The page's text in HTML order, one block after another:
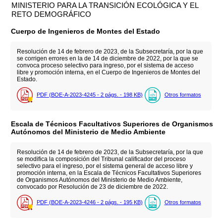
MINISTERIO PARA LA TRANSICIÓN ECOLÓGICA Y EL
RETO DEMOGRÁFICO
Cuerpo de Ingenieros de Montes del Estado
Resolución de 14 de febrero de 2023, de la Subsecretaría, por la que
se corrigen errores en la de 14 de diciembre de 2022, por la que se
convoca proceso selectivo para ingreso, por el sistema de acceso
libre y promoción interna, en el Cuerpo de Ingenieros de Montes del
Estado.
PDF (BOE-A-2023-4245 - 2 págs. - 198 KB) Otros formatos
Escala de Técnicos Facultativos Superiores de Organismos
Autónomos del Ministerio de Medio Ambiente
Resolución de 14 de febrero de 2023, de la Subsecretaría, por la que
se modifica la composición del Tribunal calificador del proceso
selectivo para el ingreso, por el sistema general de acceso libre y
promoción interna, en la Escala de Técnicos Facultativos Superiores
de Organismos Autónomos del Ministerio de Medio Ambiente,
convocado por Resolución de 23 de diciembre de 2022.
PDF (BOE-A-2023-4246 - 2 págs. - 195 KB) Otros formatos